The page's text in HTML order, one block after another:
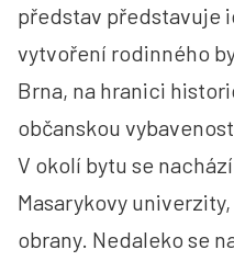
představ představuje
vytvoření rodinného
Brna, na hranici
občanskou
V okolí bytu se
Masarykovy
obrany. Nedaleko se